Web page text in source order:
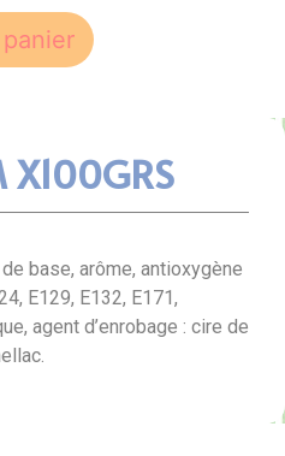
X100GRS
base, arôme, antioxygène
E129, E132, E171,
agent d’enrobage : cire de